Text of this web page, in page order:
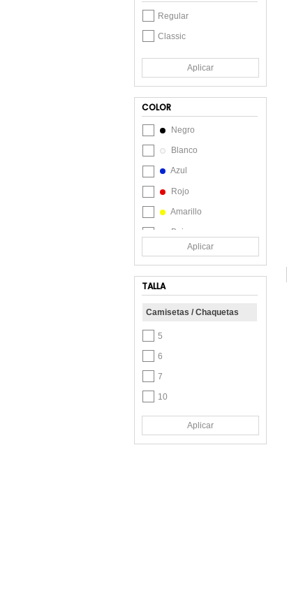
Regular
Classic
Aplicar
COLOR
Negro
Blanco
Azul
Rojo
Amarillo
Beige
Café
Gris
Lila
Violeta
Aplicar
TALLA
Camisetas / Chaquetas
5
6
7
10
12
XS
Aplicar